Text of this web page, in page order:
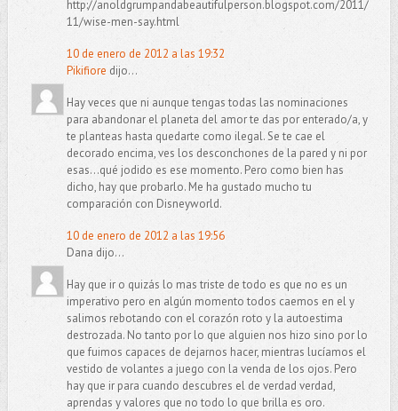
http://anoldgrumpandabeautifulperson.blogspot.com/2011/
11/wise-men-say.html
10 de enero de 2012 a las 19:32
Pikifiore dijo...
Hay veces que ni aunque tengas todas las nominaciones
para abandonar el planeta del amor te das por enterado/a, y
te planteas hasta quedarte como ilegal. Se te cae el
decorado encima, ves los desconchones de la pared y ni por
esas...qué jodido es ese momento. Pero como bien has
dicho, hay que probarlo. Me ha gustado mucho tu
comparación con Disneyworld.
10 de enero de 2012 a las 19:56
Dana dijo...
Hay que ir o quizás lo mas triste de todo es que no es un
imperativo pero en algún momento todos caemos en el y
salimos rebotando con el corazón roto y la autoestima
destrozada. No tanto por lo que alguien nos hizo sino por lo
que fuimos capaces de dejarnos hacer, mientras lucíamos el
vestido de volantes a juego con la venda de los ojos. Pero
hay que ir para cuando descubres el de verdad verdad,
aprendas y valores que no todo lo que brilla es oro.